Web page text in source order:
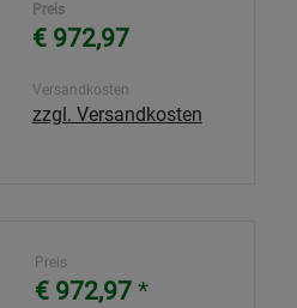
Preis
€ 972,97
Versandkosten
zzgl. Versandkosten
Preis
€ 972,97 *